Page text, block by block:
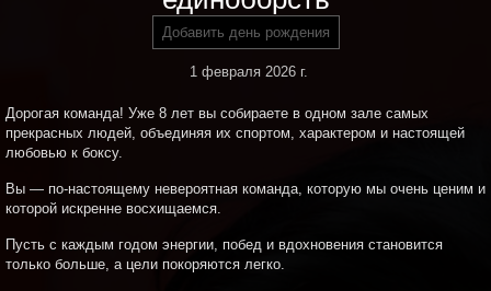
Добавить день рождения
1 февраля 2026 г.
Дорогая команда! Уже 8 лет вы собираете в одном зале самых
прекрасных людей, объединяя их спортом, характером и настоящей
любовью к боксу.
Вы — по-настоящему невероятная команда, которую мы очень ценим и
которой искренне восхищаемся.
Пусть с каждым годом энергии, побед и вдохновения становится
только больше, а цели покоряются легко.